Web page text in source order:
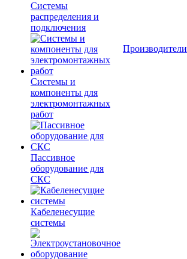
Системы
распределения и
подключения
Системы и
компоненты для
электромонтажных
работ
Пассивное
оборудование для
СКС
Кабеленесущие
системы
Производители